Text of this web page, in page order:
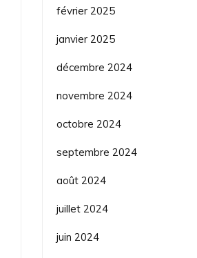
février 2025
janvier 2025
décembre 2024
novembre 2024
octobre 2024
septembre 2024
août 2024
juillet 2024
juin 2024